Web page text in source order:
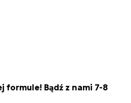
formule! Bądź z nami 7-8